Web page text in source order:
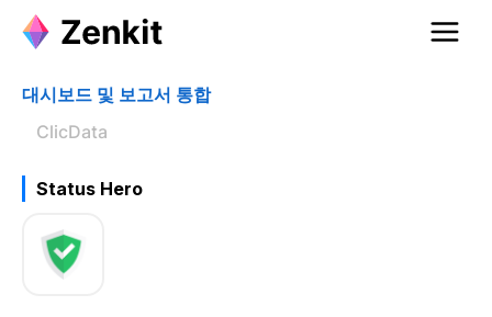
대시보드 및 보고서 통합
ClicData
Status Hero